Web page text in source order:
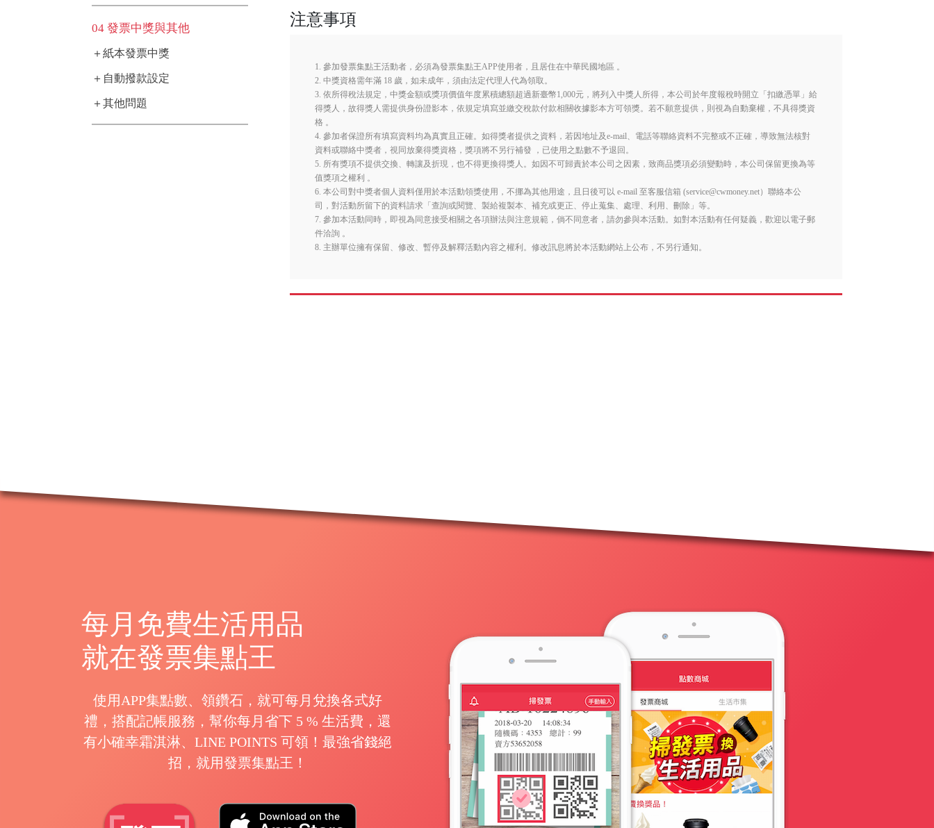
04 發票中獎與其他
＋紙本發票中獎
＋自動撥款設定
＋其他問題
注意事項
1. 參加發票集點王活動者，必須為發票集點王APP使用者，且居住在中華民國地區 。
2. 中獎資格需年滿 18 歲，如未成年，須由法定代理人代為領取。
3. 依所得稅法規定，中獎金額或獎項價值年度累積總額超過新臺幣1,000元，將列入中獎人所得，本公司於年度報稅時開立「扣繳憑單」給
得獎人，故得獎人需提供身份證影本，依規定填寫並繳交稅款付款相關收據影本方可領獎。若不願意提供，則視為自動棄權，不具得獎資
格 。
4. 參加者保證所有填寫資料均為真實且正確。如得獎者提供之資料，若因地址及e-mail、電話等聯絡資料不完整或不正確，導致無法核對
資料或聯絡中獎者，視同放棄得獎資格，獎項將不另行補發 ，已使用之點數不予退回。
5. 所有獎項不提供交換、轉讓及折現，也不得更換得獎人。如因不可歸責於本公司之因素，致商品獎項必須變動時，本公司保留更換為等
值獎項之權利 。
6. 本公司對中獎者個人資料僅用於本活動領獎使用，不挪為其他用途，且日後可以 e-mail 至客服信箱 (service@cwmoney.net）聯絡本公
司，對活動所留下的資料請求「查詢或閱覽、製給複製本、補充或更正、停止蒐集、處理、利用、刪除」等。
7. 參加本活動同時，即視為同意接受相關之各項辦法與注意規範，倘不同意者，請勿參與本活動。如對本活動有任何疑義，歡迎以電子郵
件洽詢 。
8. 主辦單位擁有保留、修改、暫停及解釋活動內容之權利。修改訊息將於本活動網站上公布，不另行通知。
每月免費生活用品
就在發票集點王
使用APP集點數、領鑽石，就可每月兌換各式好
禮，搭配記帳服務，幫你每月省下 5 % 生活費，還
有小確幸霜淇淋、LINE POINTS 可領！最強省錢絕
招，就用發票集點王！